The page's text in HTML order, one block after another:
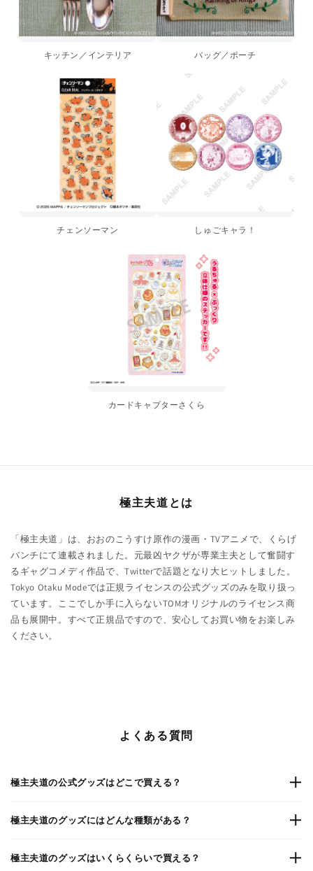
キッチン／インテリア バッグ／ポーチ
チェンソーマン しゅごキャラ！
カードキャプターさくら
極主夫道とは
「極主夫道」は、おおのこうすけ原作の漫画・TVアニメで、くらげ
バンチにて連載されました。元最凶ヤクザが専業主夫として奮闘す
るギャグコメディ作品で、Twitterで話題となり大ヒットしました。
Tokyo Otaku Modeでは正規ライセンスの公式グッズのみを取り扱っ
ています。ここでしか手に入らないTOMオリジナルのライセンス商
品も展開中。すべて正規品ですので、安心してお買い物をお楽しみ
ください。
よくある質問
極主夫道の公式グッズはどこで買える？
極主夫道のグッズにはどんな種類がある？
極主夫道のグッズはいくらくらいで買える？